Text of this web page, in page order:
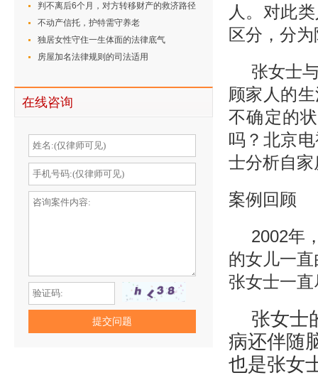
判不离后6个月，对方转移财产的救济路径
不动产信托，护特需守养老
独居女性守住一生体面的法律底气
房屋加名法律规则的司法适用
在线咨询
人。对此
区分，分
张女士
顾家人的
不确定的
吗？北京
士分析自
案例回顾
2002年
的女儿一
张女士一
张女士
病还伴随
也是张女